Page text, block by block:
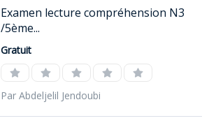
Examen lecture compréhension N3
/5ème...
Gratuit
Par Abdeljelil Jendoubi